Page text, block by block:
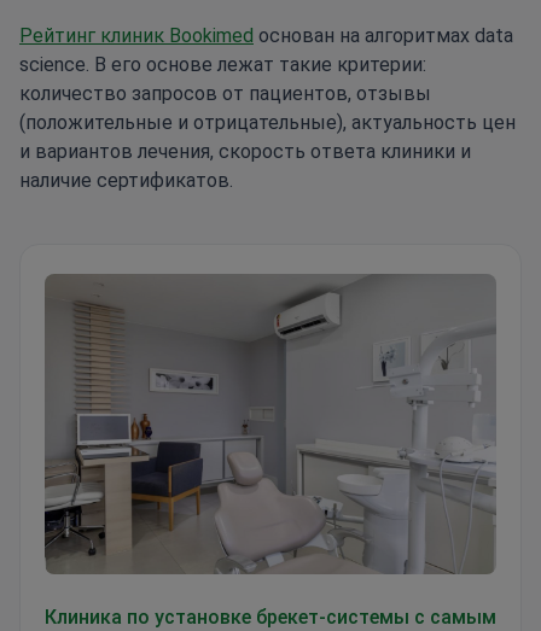
Рейтинг клиник Bookimed основан на алгоритмах data
science. В его основе лежат такие критерии:
количество запросов от пациентов, отзывы
(положительные и отрицательные), актуальность цен
и вариантов лечения, скорость ответа клиники и
наличие сертификатов.
Клиника по установке брекет-системы с самым